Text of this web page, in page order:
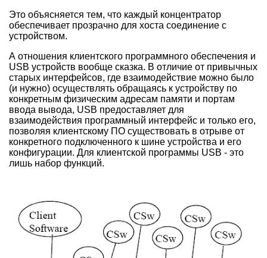
Это объясняется тем, что каждый концентратор
обеспечивает прозрачно для хоста соединение с
устройством.
А отношения клиентского программного обеспечения и
USB устройств вообще сказка. В отличие от привычных
старых интерфейсов, где взаимодействие можно было
(и нужно) осуществлять обращаясь к устройству по
конкретным физическим адресам памяти и портам
ввода вывода, USB предоставляет для
взаимодействия программный интерфейс и только его,
позволяя клиентскому ПО существовать в отрыве от
конкретного подключенного к шине устройства и его
конфигурации. Для клиентской программы USB - это
лишь набор функций.